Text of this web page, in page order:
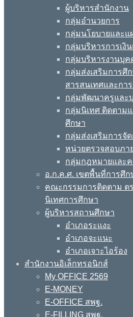
ผู้บริหารสำนักงาน
กลุ่มอำนวยการ
กลุ่มนโยบายและแ
กลุ่มบริหารการเงิ
กลุ่มบริหารงานบุค
กลุ่มส่งเสริมการศึ
สารสนเทศและกา
กลุ่มพัฒนาครูและ
กลุ่มนิเทศ ติดตาม
ศึกษา
กลุ่มส่งเสริมการจั
หน่วยตรวจสอบภา
กลุ่มกฎหมายและ
อ.ก.ค.ศ. เขตพื้นที่การศึก
คณะกรรมการติดตาม ต
นิเทศการศึกษา
ผู้บริหารสถานศึกษา
อำเภอระแงะ
อำเภอจะแนะ
อำเภอเจาะไอร้อง
สำนักงานอิเล็กทรอนิกส์
My OFFICE 2569
E-MONEY
E-OFFICE สพฐ.
E-FILLING สพฐ.